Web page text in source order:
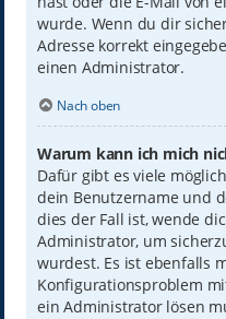
wurde. Wenn du dir
Adresse korrekt
einen Administrator.
Nach oben
Warum kann ich mich
Dafür gibt es viele
dein Benutzername und
dies der Fall ist, wende
Administrator, um
wurdest. Es ist ebenfalls
Konfigurationsproblem
ein Administrator lösen